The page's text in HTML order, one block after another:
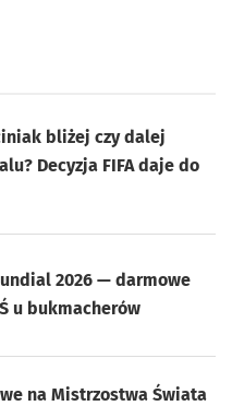
bliżej czy dalej
Decyzja FIFA daje do
2026 — darmowe
u bukmacherów
na Mistrzostwa Świata